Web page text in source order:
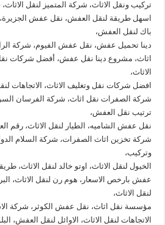
تركيب ونقل الاثاث، شركة المتميز لنقل
اسهل طريقة لنقل العفش، نقل عفش
باك لنقل العفش،
دينا تحميل عفش، نقل عفش الفيوم، شركة
اثاث، مشروع دينا نقل عفش، أفضل شركات
الاثاث،
افضل شركات نقل وتغليف الاثاث، الاتجاهات
شركة الصفرات نقل اثاث، شركة الفرسان
ترتيب نقل العفش،
نقل عفش الشاميه، الطيار لنقل الاثاث، رقم
شركة تخزين اثاث الصفرات، شركة السلام
وتركيب،
الخيول لنقل الاثاث، اوتو خالد لنقل الاثاث،
عفش بارخص الاسعار، هوم رن لنقل الاثاث،
لنقل الاثاث،
مؤسسة نقل اثاث، نقل عفش الكوثر، شركة
الاتجاهات لنقل الاثاث، الاوائل لنقل العفش،